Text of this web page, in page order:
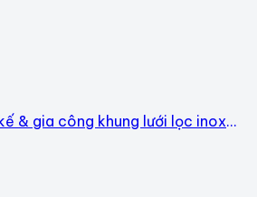
& gia công khung lưới lọc inox